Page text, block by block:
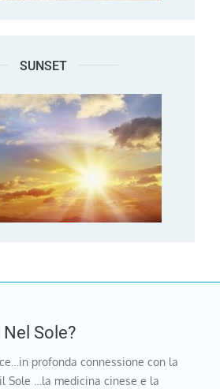
SUNSET
Sole?
profonda connessione con la
Sole …la medicina cinese e la